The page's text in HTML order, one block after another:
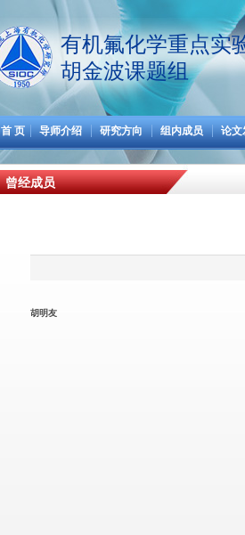
有机氟化学重点实
胡金波课题组
首 页 导师介绍 研究方向 组内成员 论文
曾经成员
胡明友